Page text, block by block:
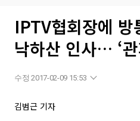
IPTV협회장에 방
낙하산 인사… ‘관
수정 2017-02-09 15:53
김범근 기자